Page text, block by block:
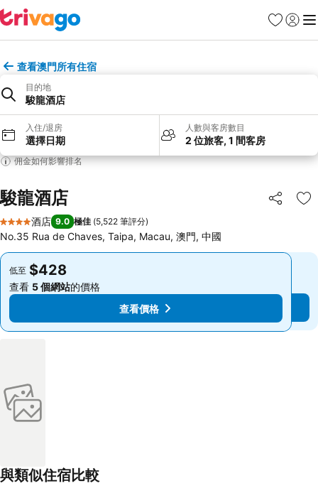
收藏夾
登入 選
查看澳門所有住宿
目的地
駿龍酒店
入住/退房
選擇日期
人數與客房數目
2 位旅客, 1 間客房
佣金如何影響排名
駿龍酒店 分享
放
4 星級
酒店 9.0 極佳 (5,522 筆評分)
No.35 Rua de Chaves, Taipa, Macau, 澳門, 中國
低至 $428
查看 5 個網站的價格
查看價格
低至 $428
查看 5 個網站的價格
查看價格
與類似住宿比較